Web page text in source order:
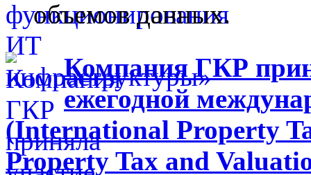
объемов данных.
Компания ГКР
ежегодной
(International Property
Property Tax and